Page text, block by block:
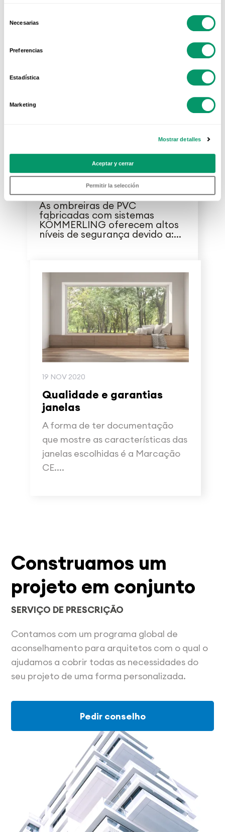
Necesarias
Preferencias
Estadística
Marketing
Mostrar detalles
Aceptar y cerrar
Permitir la selección
Segurança nas janelas
As ombreiras de PVC
fabricadas com sistemas
KÖMMERLING oferecem altos
níveis de segurança devido a:...
19 NOV 2020
Qualidade e garantias
janelas
A forma de ter documentação
que mostre as características das
janelas escolhidas é a Marcação
CE....
Construamos um
projeto em conjunto
SERVIÇO DE PRESCRIÇÃO
Contamos com um programa global de
aconselhamento para arquitetos com o qual o
ajudamos a cobrir todas as necessidades do
seu projeto de uma forma personalizada.
Pedir conselho